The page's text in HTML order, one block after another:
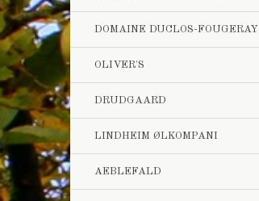
DOMAINE DUCLOS-FOUGERAY
OLIVER'S
DRUDGAARD
LINDHEIM ØLKOMPANI
AEBLEFALD